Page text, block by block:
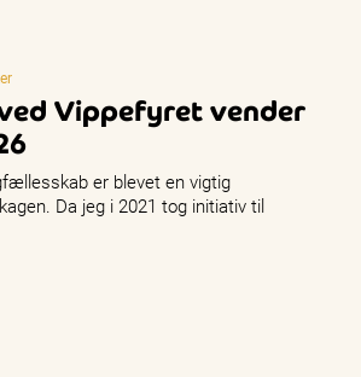
Vippefyret vender
er blevet en vigtig
Da jeg i 2021 tog initiativ til